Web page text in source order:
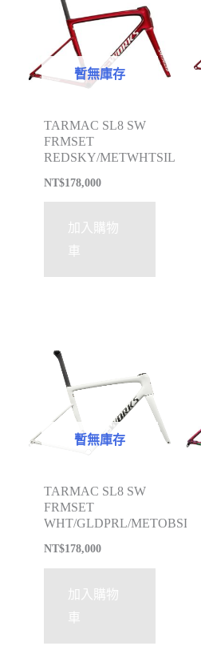
暫無庫存
TARMAC SL8 SW
FRMSET
REDSKY/METWHTSIL
NT$178,000
加入購物
車
暫無庫存
TARMAC SL8 SW
FRMSET
WHT/GLDPRL/METOBSD
NT$178,000
加入購物
車